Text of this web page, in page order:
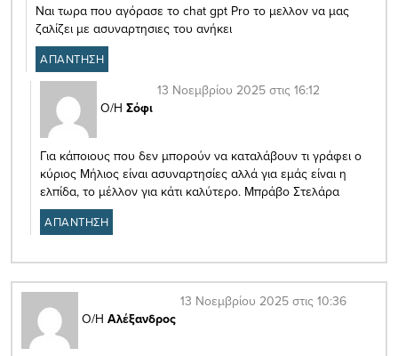
Ναι τωρα που αγόρασε το chat gpt Pro το μελλον να μας
ζαλίζει με ασυναρτησιες του ανήκει
ΑΠΑΝΤΗΣΗ
Ο/Η Σόφι
13 Νοεμβρίου 2025 στις 16:12
Για κάποιους που δεν μπορούν να καταλάβουν τι γράφει ο
κύριος Μήλιος είναι ασυναρτησίες αλλά για εμάς είναι η
ελπίδα, το μέλλον για κάτι καλύτερο. Μπράβο Στελάρα
ΑΠΑΝΤΗΣΗ
Ο/Η Αλέξανδρος
13 Νοεμβρίου 2025 στις 10:36